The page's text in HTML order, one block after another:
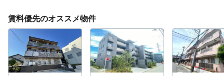
賃料優先のオススメ物件